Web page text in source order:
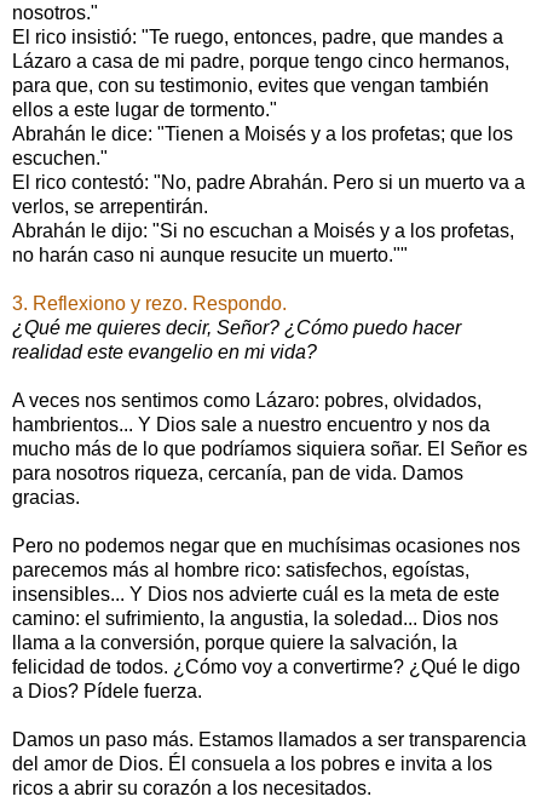
nosotros."
El rico insistió: "Te ruego, entonces, padre, que mandes a
Lázaro a casa de mi padre, porque tengo cinco hermanos,
para que, con su testimonio, evites que vengan también
ellos a este lugar de tormento."
Abrahán le dice: "Tienen a Moisés y a los profetas; que los
escuchen."
El rico contestó: "No, padre Abrahán. Pero si un muerto va a
verlos, se arrepentirán.
Abrahán le dijo: "Si no escuchan a Moisés y a los profetas,
no harán caso ni aunque resucite un muerto.""
3. Reflexiono y rezo. Respondo.
¿Qué me quieres decir, Señor? ¿Cómo puedo hacer
realidad este evangelio en mi vida?
A veces nos sentimos como Lázaro: pobres, olvidados,
hambrientos... Y Dios sale a nuestro encuentro y nos da
mucho más de lo que podríamos siquiera soñar. El Señor es
para nosotros riqueza, cercanía, pan de vida. Damos
gracias.
Pero no podemos negar que en muchísimas ocasiones nos
parecemos más al hombre rico: satisfechos, egoístas,
insensibles... Y Dios nos advierte cuál es la meta de este
camino: el sufrimiento, la angustia, la soledad... Dios nos
llama a la conversión, porque quiere la salvación, la
felicidad de todos. ¿Cómo voy a convertirme? ¿Qué le digo
a Dios? Pídele fuerza.
Damos un paso más. Estamos llamados a ser transparencia
del amor de Dios. Él consuela a los pobres e invita a los
ricos a abrir su corazón a los necesitados.